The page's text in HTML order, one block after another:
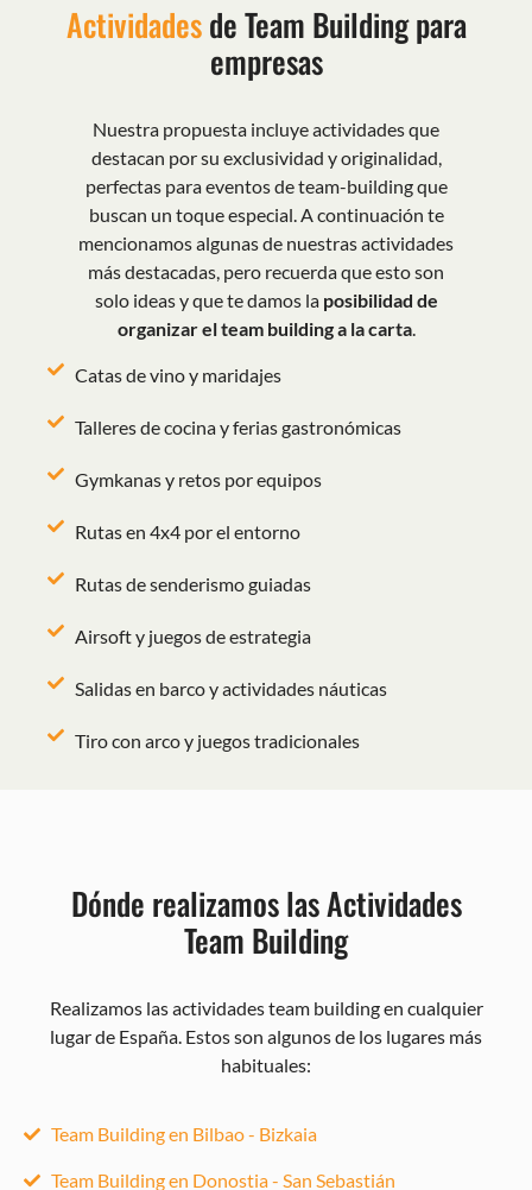
Actividadesde Team Building para
empresas
Nuestra propuesta incluye actividades que
destacan por su exclusividad y originalidad,
perfectas para eventos de team-building que
buscan un toque especial. A continuación te
mencionamos algunas de nuestras actividades
más destacadas, pero recuerda que esto son
solo ideas y que te damos la posibilidad de
organizar el team building a la carta.
Catas de vino y maridajes
Talleres de cocina y ferias gastronómicas
Gymkanas y retos por equipos
Rutas en 4x4 por el entorno
Rutas de senderismo guiadas
Airsoft y juegos de estrategia
Salidas en barco y actividades náuticas
Tiro con arco y juegos tradicionales
Dónde realizamos las Actividades
Team Building
Realizamos las actividades team building en cualquier
lugar de España. Estos son algunos de los lugares más
habituales:
Team Building en Bilbao - Bizkaia
Team Building en Donostia - San Sebastián